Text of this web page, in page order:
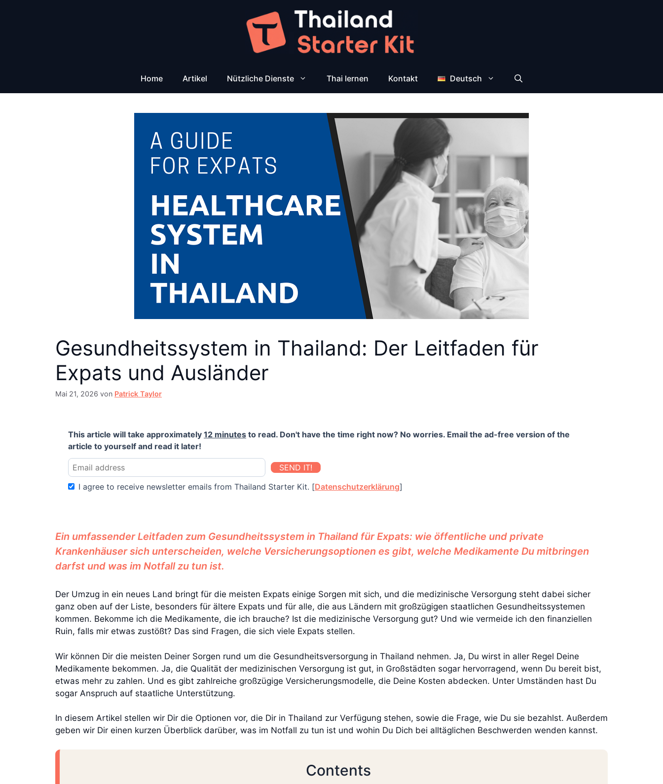
Home Artikel Nützliche Dienste Thai lernen Kontakt Deutsch
Gesundheitssystem in Thailand: Der Leitfaden für
Expats und Ausländer
Mai 21, 2026 von Patrick Taylor
This article will take approximately 12 minutes to read. Don't have the time right now? No worries. Email the ad-free version of the
article to yourself and read it later!
SEND IT!
I agree to receive newsletter emails from Thailand Starter Kit. [Datenschutzerklärung]
Ein umfassender Leitfaden zum Gesundheitssystem in Thailand für Expats: wie öffentliche und private
Krankenhäuser sich unterscheiden, welche Versicherungsoptionen es gibt, welche Medikamente Du mitbringen
darfst und was im Notfall zu tun ist.
Der Umzug in ein neues Land bringt für die meisten Expats einige Sorgen mit sich, und die medizinische Versorgung steht dabei sicher
ganz oben auf der Liste, besonders für ältere Expats und für alle, die aus Ländern mit großzügigen staatlichen Gesundheitssystemen
kommen. Bekomme ich die Medikamente, die ich brauche? Ist die medizinische Versorgung gut? Und wie vermeide ich den finanziellen
Ruin, falls mir etwas zustößt? Das sind Fragen, die sich viele Expats stellen.
Wir können Dir die meisten Deiner Sorgen rund um die Gesundheitsversorgung in Thailand nehmen. Ja, Du wirst in aller Regel Deine
Medikamente bekommen. Ja, die Qualität der medizinischen Versorgung ist gut, in Großstädten sogar hervorragend, wenn Du bereit bist,
etwas mehr zu zahlen. Und es gibt zahlreiche großzügige Versicherungsmodelle, die Deine Kosten abdecken. Unter Umständen hast Du
sogar Anspruch auf staatliche Unterstützung.
In diesem Artikel stellen wir Dir die Optionen vor, die Dir in Thailand zur Verfügung stehen, sowie die Frage, wie Du sie bezahlst. Außerdem
geben wir Dir einen kurzen Überblick darüber, was im Notfall zu tun ist und wohin Du Dich bei alltäglichen Beschwerden wenden kannst.
Contents